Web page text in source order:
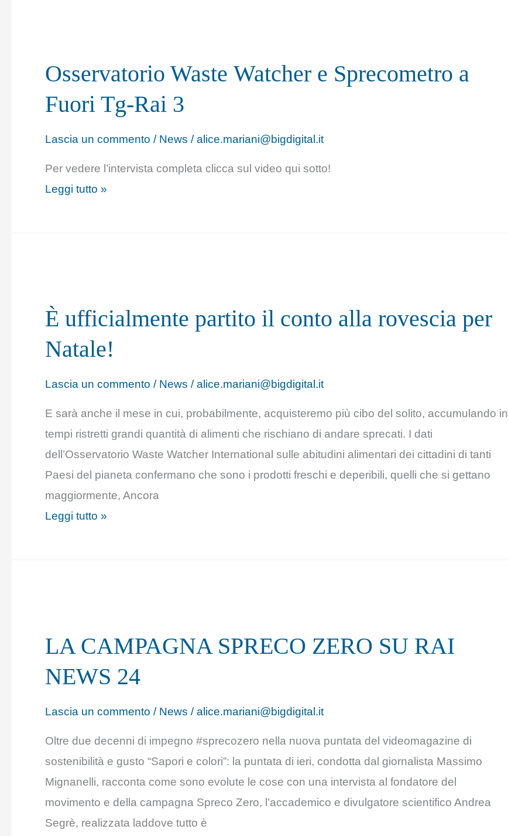
Osservatorio Waste Watcher e Sprecometro a
Fuori Tg-Rai 3
Lascia un commento / News /alice.mariani@bigdigital.it
Per vedere l’intervista completa clicca sul video qui sotto!
Sprecometro
Fuori
Tg-
Leggi tutto »
È ufficialmente partito il conto alla rovescia per
Natale!
Lascia un commento / News /alice.mariani@bigdigital.it
E sarà anche il mese in cui, probabilmente, acquisteremo più cibo del solito, accumulando in
tempi ristretti grandi quantità di alimenti che rischiano di andare sprecati. I dati
dell’Osservatorio Waste Watcher International sulle abitudini alimentari dei cittadini di tanti
Paesi del pianeta confermano che sono i prodotti freschi e deperibili, quelli che si gettano
maggiormente, Ancora
alla
rovescia
Natale!
Leggi tutto »
LA CAMPAGNA SPRECO ZERO SU RAI
NEWS 24
Lascia un commento / News /alice.mariani@bigdigital.it
Oltre due decenni di impegno #sprecozero nella nuova puntata del videomagazine di
sostenibilità e gusto “Sapori e colori”: la puntata di ieri, condotta dal giornalista Massimo
Mignanelli, racconta come sono evolute le cose con una intervista al fondatore del
movimento e della campagna Spreco Zero, l’accademico e divulgatore scientifico Andrea
Segrè, realizzata laddove tutto è
SPRECO
SU
RAI
24